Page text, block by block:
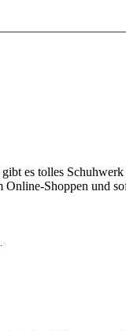
es tolles
Shoppen und